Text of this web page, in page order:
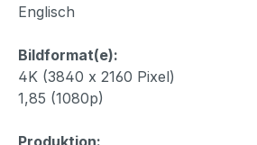
Englisch
Bildformat(e):
4K (3840 x 2160 Pixel)
1,85 (1080p)
Produktion: